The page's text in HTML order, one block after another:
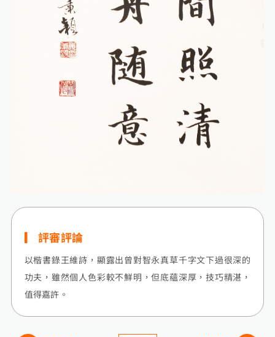
評審評論
以楷書錄王維詩，顯露出曾對智永真草千字文下過很深的
功夫，雖然個人色彩較不鮮明，但底蘊深厚，技巧精湛，
值得嘉許。